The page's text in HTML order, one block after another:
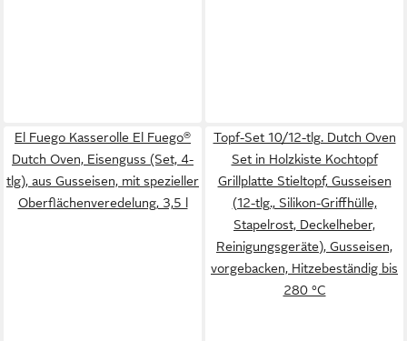
El Fuego Kasserolle El Fuego®
Dutch Oven, Eisenguss (Set, 4-
tlg), aus Gusseisen, mit spezieller
Oberflächenveredelung, 3,5 l
Topf-Set 10/12-tlg. Dutch Oven
Set in Holzkiste Kochtopf
Grillplatte Stieltopf, Gusseisen
(12-tlg., Silikon-Griffhülle,
Stapelrost, Deckelheber,
Reinigungsgeräte), Gusseisen,
vorgebacken, Hitzebeständig bis
280 °C